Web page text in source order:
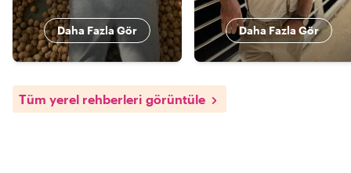
Daha Fazla Gör Daha Fazla Gör
Tüm yerel rehberleri görüntüle